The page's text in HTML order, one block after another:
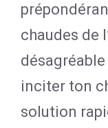
chaudes de
inciter ton
solution